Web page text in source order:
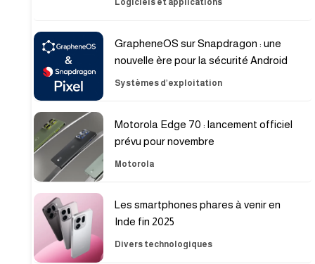
Logiciels et applications
GrapheneOS sur Snapdragon : une
nouvelle ère pour la sécurité Android
Systèmes d’exploitation
Motorola Edge 70 : lancement officiel
prévu pour novembre
Motorola
Les smartphones phares à venir en
Inde fin 2025
Divers technologiques